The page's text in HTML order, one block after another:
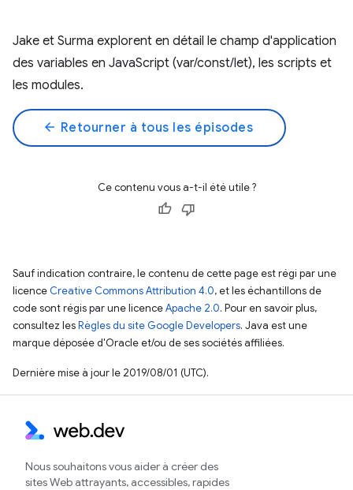
Jake et Surma explorent en détail le champ d'application
des variables en JavaScript (var/const/let), les scripts et
les modules.
arrow_back Retourner à tous les épisodes
Ce contenu vous a-t-il été utile ?
Sauf indication contraire, le contenu de cette page est régi par une
licence Creative Commons Attribution 4.0, et les échantillons de
code sont régis par une licenceApache 2.0. Pour en savoir plus,
consultez lesRègles du site Google Developers. Java est une
marque déposée d'Oracle et/ou de ses sociétés affiliées.
Dernière mise à jour le 2019/08/01 (UTC).
Nous souhaitons vous aider à créer des
sites Web attrayants, accessibles, rapides